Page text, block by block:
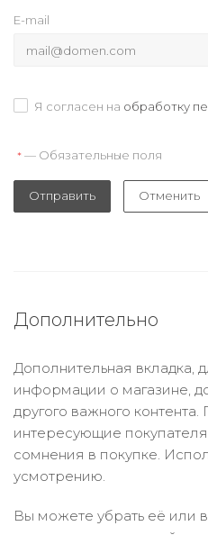
E-mail
Я согласен на обработку
* — Обязательные поля
Отправить Отменить
Дополнительно
Дополнительная вкладка,
информации о магазине,
другого важного
интересующие
сомнения в покупке.
усмотрению.
Вы можете убрать её или